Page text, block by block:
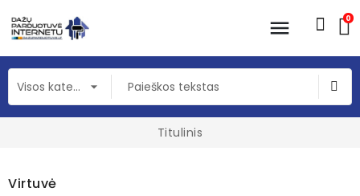
0
Titulinis
Virtuvė